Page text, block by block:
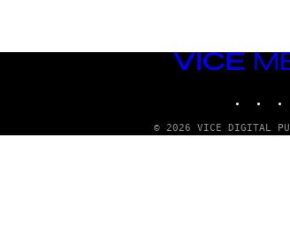
VICE
© 2026 VICE DIGITAL